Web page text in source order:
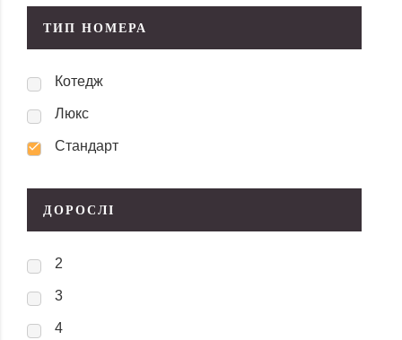
ТИП НОМЕРА
Котедж
Люкс
Стандарт
ДОРОСЛІ
2
3
4